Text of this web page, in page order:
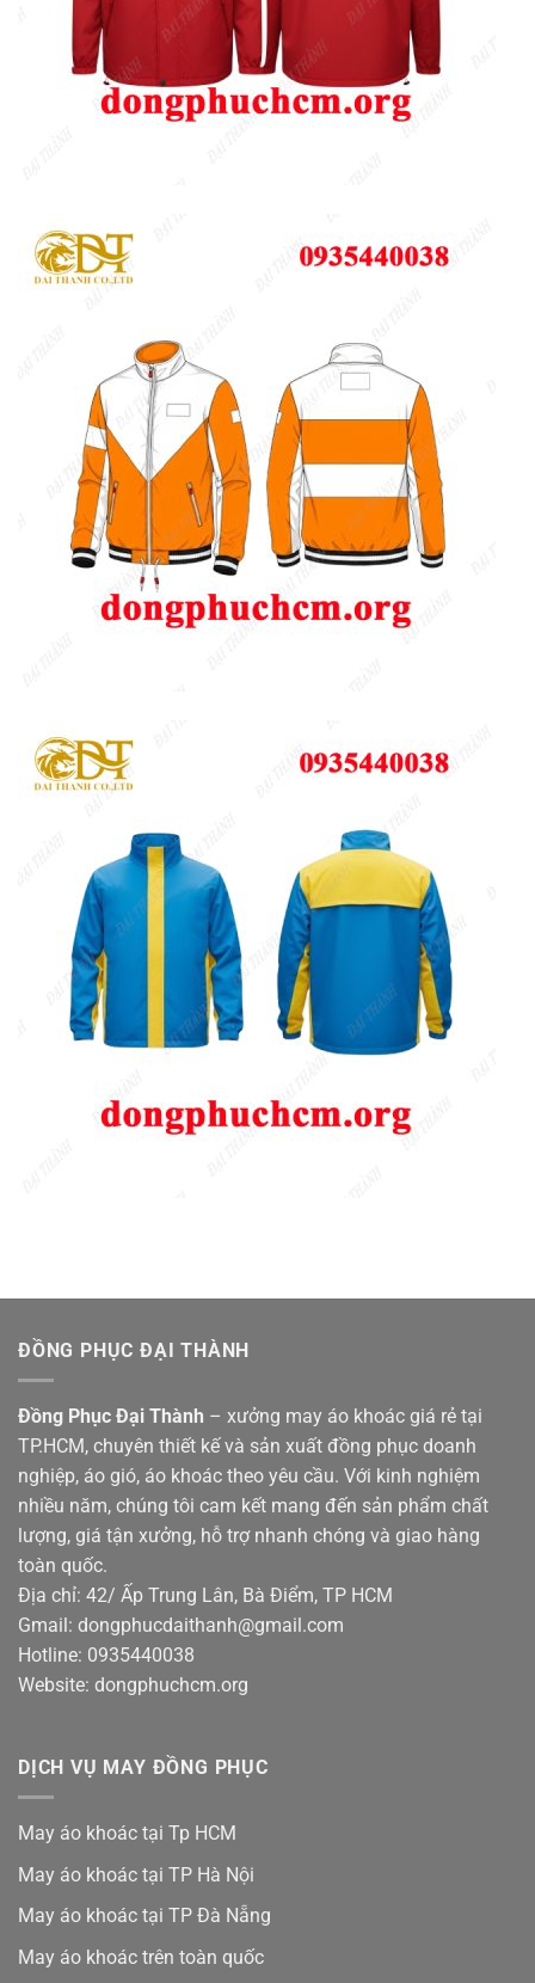
ĐỒNG PHỤC ĐẠI THÀNH
Đồng Phục Đại Thành – xưởng may áo khoác giá rẻ tại
TP.HCM, chuyên thiết kế và sản xuất đồng phục doanh
nghiệp, áo gió, áo khoác theo yêu cầu. Với kinh nghiệm
nhiều năm, chúng tôi cam kết mang đến sản phẩm chất
lượng, giá tận xưởng, hỗ trợ nhanh chóng và giao hàng
toàn quốc.
Địa chỉ: 42/ Ấp Trung Lân, Bà Điểm, TP HCM
Gmail: dongphucdaithanh@gmail.com
Hotline: 0935440038
Website: dongphuchcm.org
DỊCH VỤ MAY ĐỒNG PHỤC
May áo khoác tại Tp HCM
May áo khoác tại TP Hà Nội
May áo khoác tại TP Đà Nẵng
May áo khoác trên toàn quốc